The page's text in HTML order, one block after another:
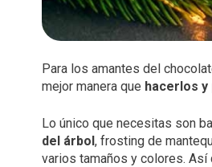
Para los amantes del
mejor manera que hacerlos y
Lo único que necesitas son
del árbol, frosting de
varios tamaños y colores.